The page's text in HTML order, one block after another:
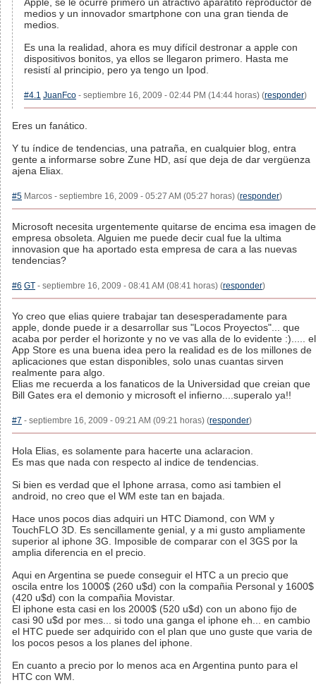
medios y un innovador smartphone con una gran tienda de
medios.
Es una la realidad, ahora es muy difícil destronar a apple con
dispositivos bonitos, ya ellos se llegaron primero. Hasta me
resistí al principio, pero ya tengo un Ipod.
#4.1 JuanFco - septiembre 16, 2009 - 02:44 PM (14:44 horas) (responder)
Eres un fanático.
Y tu índice de tendencias, una patraña, en cualquier blog, entra
gente a informarse sobre Zune HD, así que deja de dar vergüenza
ajena Eliax.
#5 Marcos - septiembre 16, 2009 - 05:27 AM (05:27 horas) (responder)
Microsoft necesita urgentemente quitarse de encima esa imagen de
empresa obsoleta. Alguien me puede decir cual fue la ultima
innovasion que ha aportado esta empresa de cara a las nuevas
tendencias?
#6 GT - septiembre 16, 2009 - 08:41 AM (08:41 horas) (responder)
Yo creo que elias quiere trabajar tan desesperadamente para
apple, donde puede ir a desarrollar sus "Locos Proyectos"... que
acaba por perder el horizonte y no ve vas alla de lo evidente :)..... el
App Store es una buena idea pero la realidad es de los millones de
aplicaciones que estan disponibles, solo unas cuantas sirven
realmente para algo.
Elias me recuerda a los fanaticos de la Universidad que creian que
Bill Gates era el demonio y microsoft el infierno....superalo ya!!
#7 - septiembre 16, 2009 - 09:21 AM (09:21 horas) (responder)
Hola Elias, es solamente para hacerte una aclaracion.
Es mas que nada con respecto al indice de tendencias.
Si bien es verdad que el Iphone arrasa, como asi tambien el
android, no creo que el WM este tan en bajada.
Hace unos pocos dias adquiri un HTC Diamond, con WM y
TouchFLO 3D. Es sencillamente genial, y a mi gusto ampliamente
superior al iphone 3G. Imposible de comparar con el 3GS por la
amplia diferencia en el precio.
Aqui en Argentina se puede conseguir el HTC a un precio que
oscila entre los 1000$ (260 u$d) con la compañia Personal y 1600$
(420 u$d) con la compañia Movistar.
El iphone esta casi en los 2000$ (520 u$d) con un abono fijo de
casi 90 u$d por mes... si todo una ganga el iphone eh... en cambio
el HTC puede ser adquirido con el plan que uno guste que varia de
los pocos pesos a los planes del iphone.
En cuanto a precio por lo menos aca en Argentina punto para el
HTC con WM.